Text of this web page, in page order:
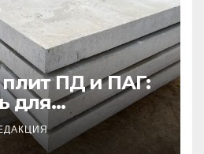
ПД и ПАГ:
для
и прочного